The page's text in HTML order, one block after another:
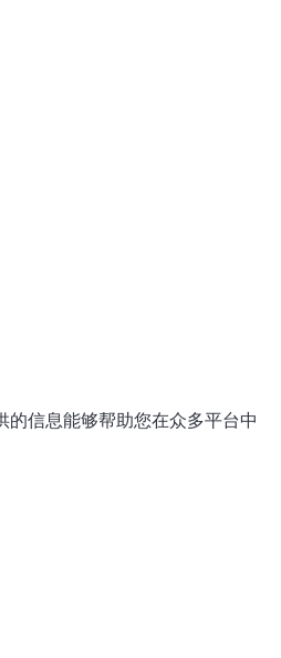
信息能够帮助您在众多平台中